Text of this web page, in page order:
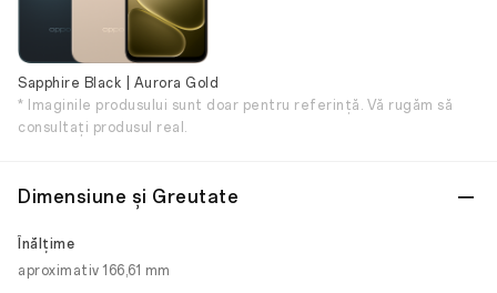
Sapphire Black | Aurora Gold
* Imaginile produsului sunt doar pentru referință. Vă rugăm să
consultați produsul real.
Dimensiune și Greutate
Înălţime
aproximativ 166,61 mm